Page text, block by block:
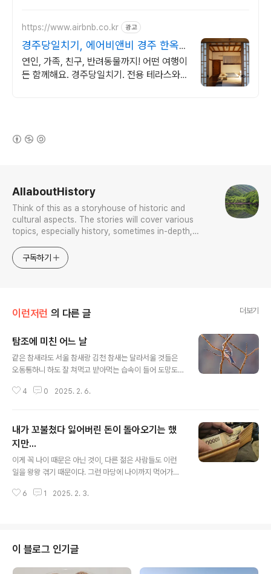
https://www.airbnb.co.kr 광고
경주당일치기, 에어비앤비 경주 한옥
감성 스테이
연인, 가족, 친구, 반려동물까지! 어떤 여행이
든 함께해요. 경주당일치기. 전용 테라스와
AllaboutHistory
Think of this as a storyhouse of historic and
cultural aspects. The stories will cover various
topics, especially history, sometimes in-depth,
approach will be to resist any common sense or
generalized viewpoint
구독하기
이런저런 의 다른 글 더보기
탐조에 미친 어느 날
같은 참새라도 서울 참새랑 김천 참새는 달라서울 것들은
오동통하니 하도 잘 쳐먹고 받아먹는 습속이 들어 도망도
다.서울참새는 궁디가 실룩실룩 이쁘다. 난 그래서 서울참
전봇대 아래서 위를 꼬나보며 참새 궁디 몰카 촬영을 하는
데 참새똥이 내 대가리로 떨어졌다.마눌님한테 자초지종
블라블라했더니 이러신다.암데나 똥싸는 건 당신이나 참새
나 비슷하군.(2022년 2월 6일) *** 불과 3년 전, 그때 나
는 저짝 회사 한류기획단장인지 K컬처기획단장인지 뭔지
암튼 그런 단장질 놀이 중이었으니세계를 향해 발신할 K컬
4 0 2025. 2. 6.
내가 꼬불쳤다 잃어버린 돈이 돌아오기는 했
지만...
이게 꼭 나이 때문은 아닌 것이, 다른 젊은 사람들도 이런
일을 왕왕 겪기 때문이다. 그런 마당에 나이까지 먹어가니
었다. 그 연말에 유럽 한달살이를 하러 나는 떠났다. 떠나기
현금이 제법 있었다. 백만원 단위였다.꼭 그게 아니더라도,
나는 보통 지갑에 오만원짜리 몇 장은 넣어다니는데, 이게
그냥 버릇이다. 이 버릇은 내가 일부러 들인 측면도 있는데,
6 1 2025. 2. 3.
이 블로그 인기글